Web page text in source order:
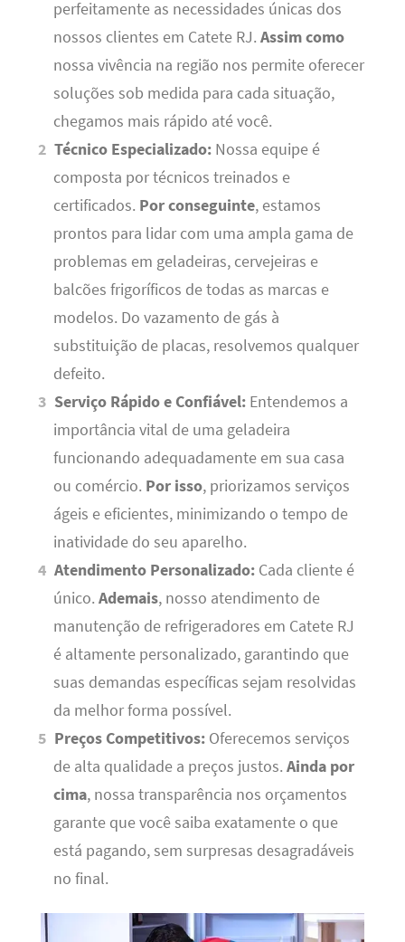
perfeitamente as necessidades únicas dos
nossos clientes em Catete RJ. Assim como
nossa vivência na região nos permite oferecer
soluções sob medida para cada situação,
chegamos mais rápido até você.
Técnico Especializado: Nossa equipe é
composta por técnicos treinados e
certificados. Por conseguinte, estamos
prontos para lidar com uma ampla gama de
problemas em geladeiras, cervejeiras e
balcões frigoríficos de todas as marcas e
modelos. Do vazamento de gás à
substituição de placas, resolvemos qualquer
defeito.
Serviço Rápido e Confiável: Entendemos a
importância vital de uma geladeira
funcionando adequadamente em sua casa
ou comércio. Por isso, priorizamos serviços
ágeis e eficientes, minimizando o tempo de
inatividade do seu aparelho.
Atendimento Personalizado: Cada cliente é
único. Ademais, nosso atendimento de
manutenção de refrigeradores em Catete RJ
é altamente personalizado, garantindo que
suas demandas específicas sejam resolvidas
da melhor forma possível.
Preços Competitivos: Oferecemos serviços
de alta qualidade a preços justos. Ainda por
cima, nossa transparência nos orçamentos
garante que você saiba exatamente o que
está pagando, sem surpresas desagradáveis
no final.